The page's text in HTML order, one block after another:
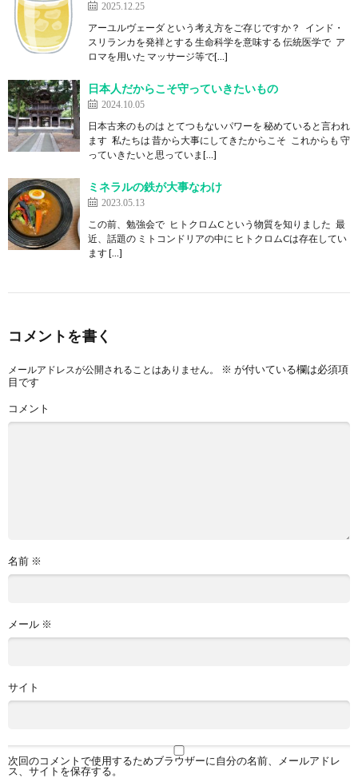
2025.12.25
アーユルヴェーダ という考え方をご存じですか？ インド・
スリランカを発祥とする 生命科学を意味する 伝統医学で ア
ロマを用いた マッサージ等で[…]
日本人だからこそ守っていきたいもの
2024.10.05
日本古来のものは とてつもないパワーを 秘めていると言われ
ます 私たちは 昔から大事にしてきたからこそ これからも 守
っていきたいと思っていま[…]
ミネラルの鉄が大事なわけ
2023.05.13
この前、勉強会で ヒトクロムC という物質を知りました 最
近、話題の ミトコンドリアの中に ヒトクロムCは存在してい
ます […]
コメントを書く
メールアドレスが公開されることはありません。 ※ が付いている欄は必須項
目です
コメント
名前 ※
メール ※
サイト
次回のコメントで使用するためブラウザーに自分の名前、メールアドレ
ス、サイトを保存する。